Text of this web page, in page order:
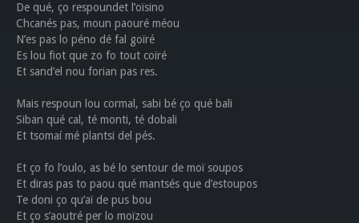
De qué, ço respoundet l’oïsino
Chcanés pas, moun paouré méou
N’es pas lo péno dé fal goïré
Es lou fiot que zo fo tout coïré
Et sand’el nou forian pas res.
Mais respoun lou cormal, sabi bé ço qué bali
Siban qué cal, té monti, té dobali
Et tsomaí mé plantsi del pés.
Et ço fo l’oulo, as bé lo sentour de moï soupos
Et diras pas to paou qué mantsés que d’estoupos
Te doni ço qu’aï de pus bou
Et ço s’aoutré per lo moïzou